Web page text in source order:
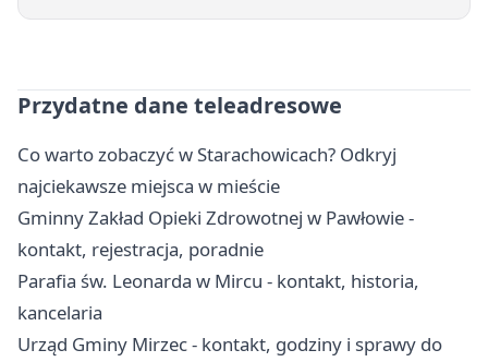
Przydatne dane teleadresowe
Co warto zobaczyć w Starachowicach? Odkryj
najciekawsze miejsca w mieście
Gminny Zakład Opieki Zdrowotnej w Pawłowie -
kontakt, rejestracja, poradnie
Parafia św. Leonarda w Mircu - kontakt, historia,
kancelaria
Urząd Gminy Mirzec - kontakt, godziny i sprawy do